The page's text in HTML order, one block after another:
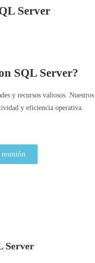
Server
SQL Server?
y recursos valiosos. Nuestros
y eficiencia operativa.
Server